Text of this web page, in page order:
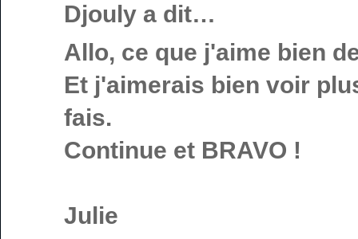
Djouly a dit…
Allo, ce que j'aime bien
Et j'aimerais bien voir
fais.
Continue et BRAVO !
Julie